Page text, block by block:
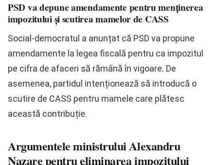
PSD va depune amendamente pentru menținerea
impozitului și scutirea mamelor de CASS
Social-democratul a anunțat că PSD va propune
amendamente la legea fiscală pentru ca impozitul
pe cifra de afaceri să rămână în vigoare. De
asemenea, partidul intenționează să introducă o
scutire de CASS pentru mamele care plătesc
această contribuție.
Argumentele ministrului Alexandru
Nazare pentru eliminarea impozitului